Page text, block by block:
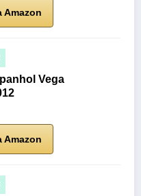
Amazon
Vega
Amazon